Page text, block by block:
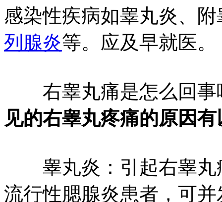
感染性疾病如睾丸炎、
列腺炎等。应及早就医。
右睾丸痛是怎么回事
见的右睾丸疼痛的原因
睾丸炎：引起右睾丸
流行性腮腺炎患者，可